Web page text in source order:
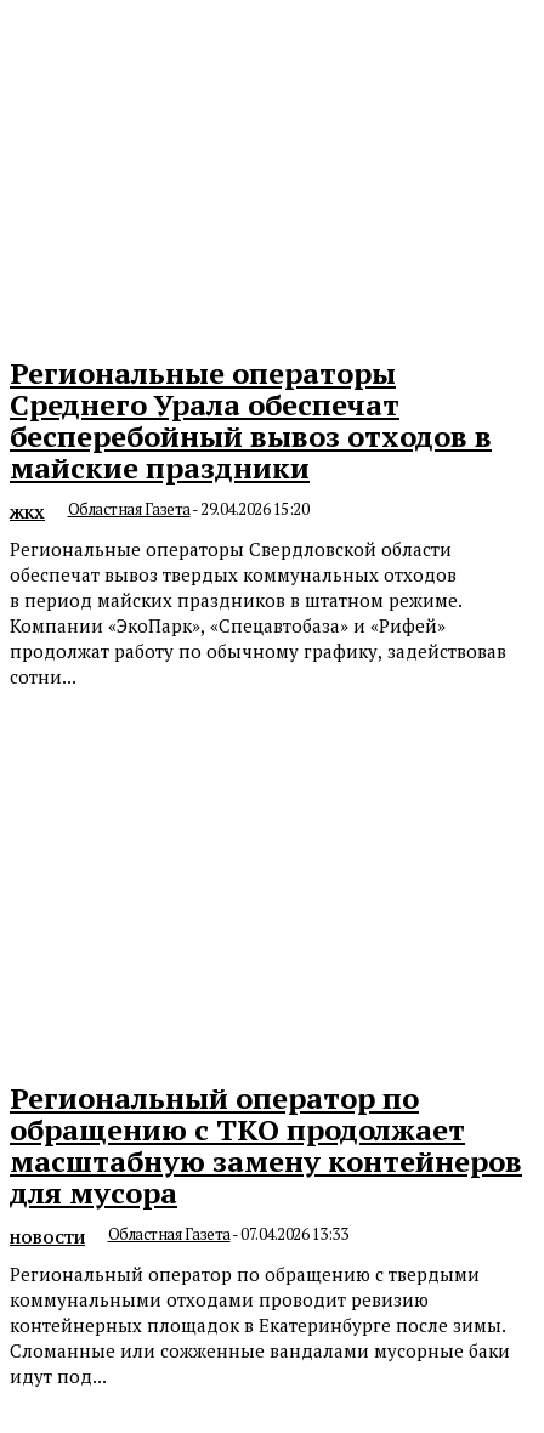
Региональные операторы
Среднего Урала обеспечат
бесперебойный вывоз отходов в
майские праздники
ЖКХ Областная Газета-29.04.2026 15:20
Региональные операторы Свердловской области
обеспечат вывоз твердых коммунальных отходов
в период майских праздников в штатном режиме.
Компании «ЭкоПарк», «Спецавтобаза» и «Рифей»
продолжат работу по обычному графику, задействовав
сотни...
Региональный оператор по
обращению с ТКО продолжает
масштабную замену контейнеров
для мусора
НОВОСТИ Областная Газета-07.04.2026 13:33
Региональный оператор по обращению с твердыми
коммунальными отходами проводит ревизию
контейнерных площадок в Екатеринбурге после зимы.
Сломанные или сожженные вандалами мусорные баки
идут под...